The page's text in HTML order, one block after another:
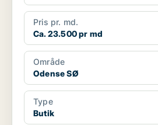
Pris pr. md.
Ca. 23.500 pr md
Område
Odense SØ
Type
Butik